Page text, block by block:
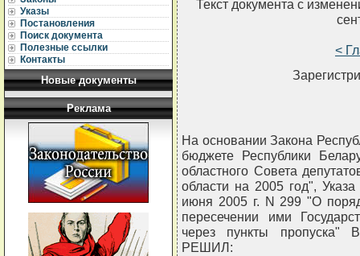
Указы
Постановления
Поиск документа
Полезные ссылки
Контакты
Новые документы
Реклама
Текст документа с
<
На основании Закона
бюджете Республики
областного Совета
области на 2005 год",
июня 2005 г. N 299 "О
пересечении ими
через пункты пропуска"
РЕШИЛ: